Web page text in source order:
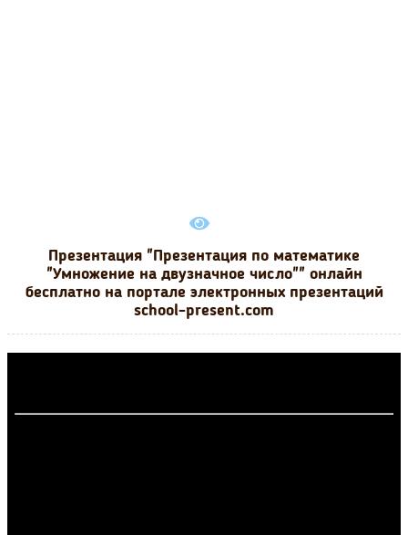
Презентация "Презентация по математике
"Умножение на двузначное число"" онлайн
бесплатно на портале электронных презентаций
school-present.com